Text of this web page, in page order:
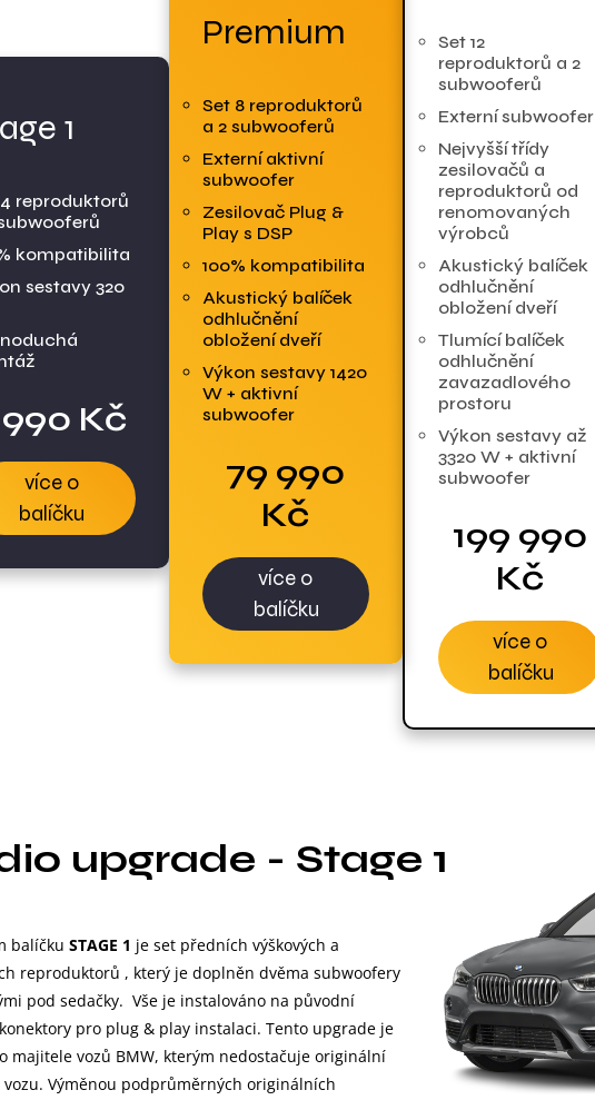
1
reproduktorů
kompatibilita
sestavy 320
990 Kč
více o
balíčku
Premium
Set 8 reproduktorů
a 2 subwooferů
Externí aktivní
subwoofer
Zesilovač Plug &
Play s DSP
100% kompatibilita
Akustický balíček
odhlučnění
obložení dveří
Výkon sestavy 1420
W + aktivní
subwoofer
79 990
Kč
více o
balíčku
Set 12
reproduktorů a 2
subwooferů
Externí subwoofer
Nejvyšší třídy
zesilovačů a
reproduktorů od
renomovaných
výrobců
Akustický balíček
odhlučnění
obložení dveří
Tlumící balíček
odhlučnění
zavazadlového
prostoru
Výkon sestavy až
3320 W + aktivní
subwoofer
199 990
Kč
více o
balíčku
upgrade - Stage 1
balíčku STAGE 1 je set předních výškových a
reproduktorů , který je doplněn dvěma subwoofery
pod sedačky. Vše je instalováno na původní
pro plug & play instalaci. Tento upgrade je
majitele vozů BMW, kterým nedostačuje originální
vozu. Výměnou podprůměrných originálních